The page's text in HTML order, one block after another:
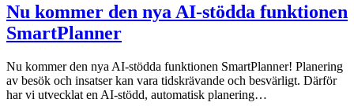
Nu kommer den nya AI-stödda funktionen
SmartPlanner
Nu kommer den nya AI-stödda funktionen SmartPlanner! Planering
av besök och insatser kan vara tidskrävande och besvärligt. Därför
har vi utvecklat en AI-stödd, automatisk planering…